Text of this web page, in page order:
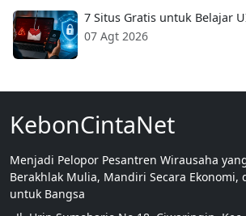
7 Situs Gratis untuk Belajar
07 Agt 2026
KebonCintaNet
Menjadi Pelopor Pesantren Wirausaha
Berakhlak Mulia, Mandiri Secara Ekonomi,
untuk Bangsa